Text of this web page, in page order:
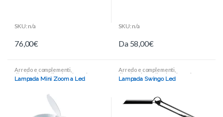
SKU: n/a
76,00€
SKU: n/a
Da 58,00€
Arredo e complementi
Illuminazione Illuminazione da
tavolo
Lampada Mini Zoom a Led
Arredo e complementi
Illuminazione
,Illuminazione da
tavolo
Lampada Swingo Led